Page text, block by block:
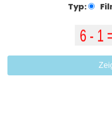
Typ: